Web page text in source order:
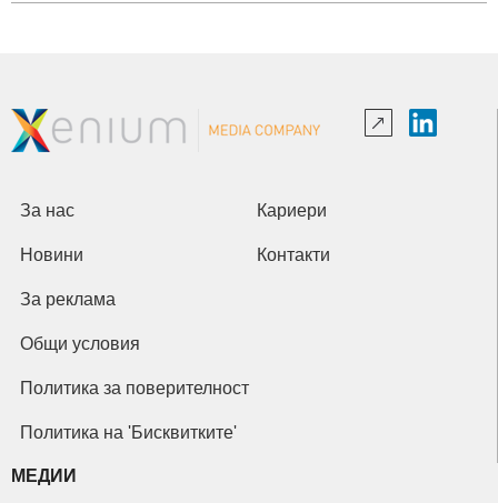
За нас Кариери
Новини Контакти
За реклама
Общи условия
Политика за поверителност
Политика на 'Бисквитките'
МЕДИИ